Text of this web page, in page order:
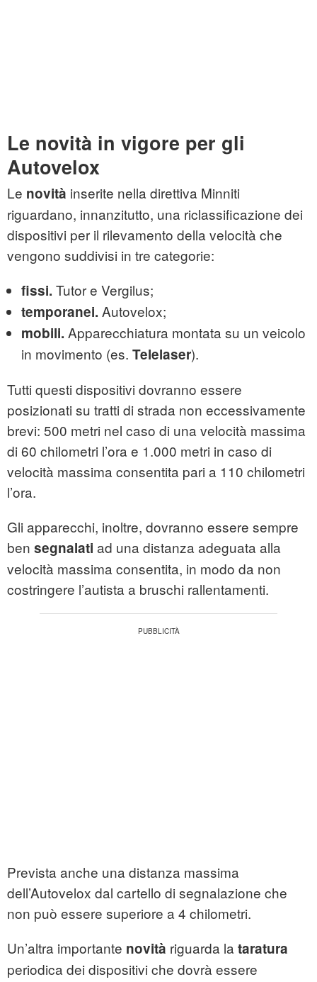
Le novità in vigore per gli
Autovelox
Le novità inserite nella direttiva Minniti
riguardano, innanzitutto, una riclassificazione dei
dispositivi per il rilevamento della velocità che
vengono suddivisi in tre categorie:
fissi. Tutor e Vergilus;
temporanei. Autovelox;
mobili. Apparecchiatura montata su un veicolo
in movimento (es. Telelaser).
Tutti questi dispositivi dovranno essere
posizionati su tratti di strada non eccessivamente
brevi: 500 metri nel caso di una velocità massima
di 60 chilometri l’ora e 1.000 metri in caso di
velocità massima consentita pari a 110 chilometri
l’ora.
Gli apparecchi, inoltre, dovranno essere sempre
ben segnalati ad una distanza adeguata alla
velocità massima consentita, in modo da non
costringere l’autista a bruschi rallentamenti.
Prevista anche una distanza massima
dell’Autovelox dal cartello di segnalazione che
non può essere superiore a 4 chilometri.
Un’altra importante novità riguarda la taratura
periodica dei dispositivi che dovrà essere